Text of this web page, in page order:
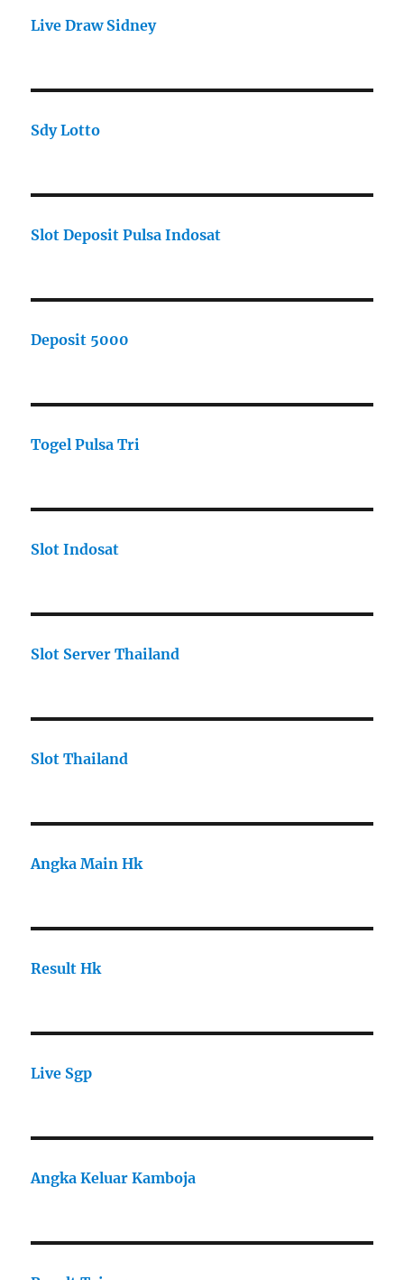
Live Draw Sidney
Sdy Lotto
Slot Deposit Pulsa Indosat
Deposit 5000
Togel Pulsa Tri
Slot Indosat
Slot Server Thailand
Slot Thailand
Angka Main Hk
Result Hk
Live Sgp
Angka Keluar Kamboja